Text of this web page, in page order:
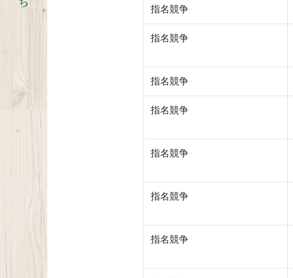
指名競争
指名競争
指名競争
指名競争
指名競争
指名競争
指名競争